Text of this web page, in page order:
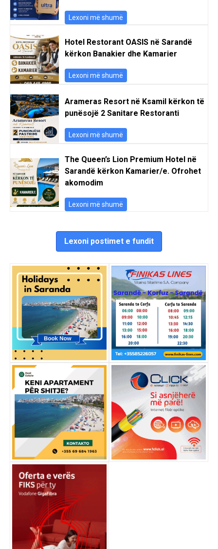
Lexoni më shumë
Hotel Restorant OASIS në Sarandë
kërkon Banakier dhe Kamarier
Lexoni më shumë
Arameras Resort në Ksamil kërkon të
punësojë 2 Sanitare Restoranti
Lexoni më shumë
The Queen’s Lion Premium Hotel në
Sarandë kërkon Kamarier/e. Ofrohet
akomodim
Lexoni më shumë
Lexoni postimet e fundit